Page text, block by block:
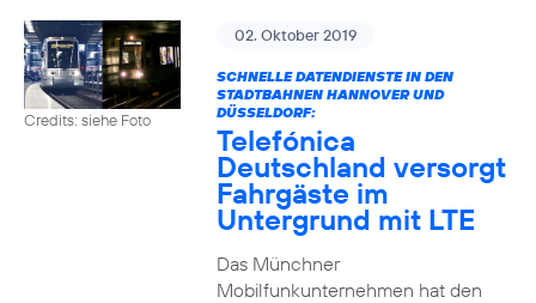
Credits: siehe Foto
02. Oktober 2019
SCHNELLE DATENDIENSTE IN DEN
STADTBAHNEN HANNOVER UND
DÜSSELDORF:
Telefónica
Deutschland versorgt
Fahrgäste im
Untergrund mit LTE
Das Münchner
Mobilfunkunternehmen hat den